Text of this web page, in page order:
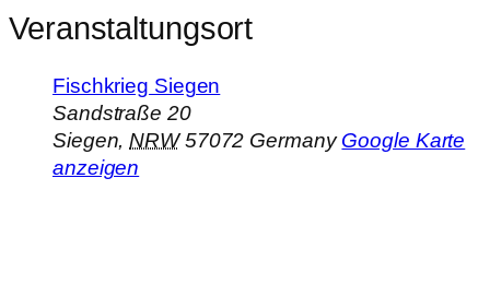
Veranstaltungsort
Fischkrieg Siegen
Sandstraße 20
Siegen, NRW 57072 Germany Google Karte
anzeigen